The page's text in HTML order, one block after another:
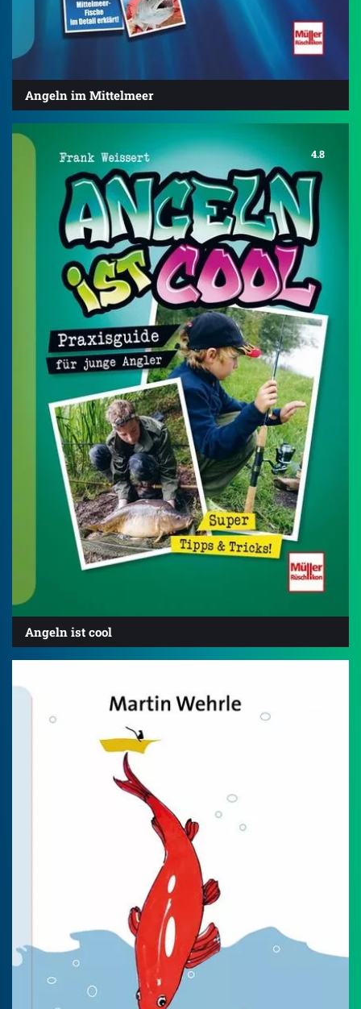
Angeln im Mittelmeer
4.8
Angeln ist cool